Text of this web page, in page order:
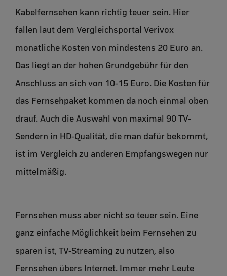
Kabelfernsehen kann richtig teuer sein. Hier
fallen laut dem Vergleichsportal Verivox
monatliche Kosten von mindestens 20 Euro an.
Das liegt an der hohen Grundgebühr für den
Anschluss an sich von 10-15 Euro. Die Kosten für
das Fernsehpaket kommen da noch einmal oben
drauf. Auch die Auswahl von maximal 90 TV-
Sendern in HD-Qualität, die man dafür bekommt,
ist im Vergleich zu anderen Empfangswegen nur
mittelmäßig.
Fernsehen muss aber nicht so teuer sein. Eine
ganz einfache Möglichkeit beim Fernsehen zu
sparen ist, TV-Streaming zu nutzen, also
Fernsehen übers Internet. Immer mehr Leute